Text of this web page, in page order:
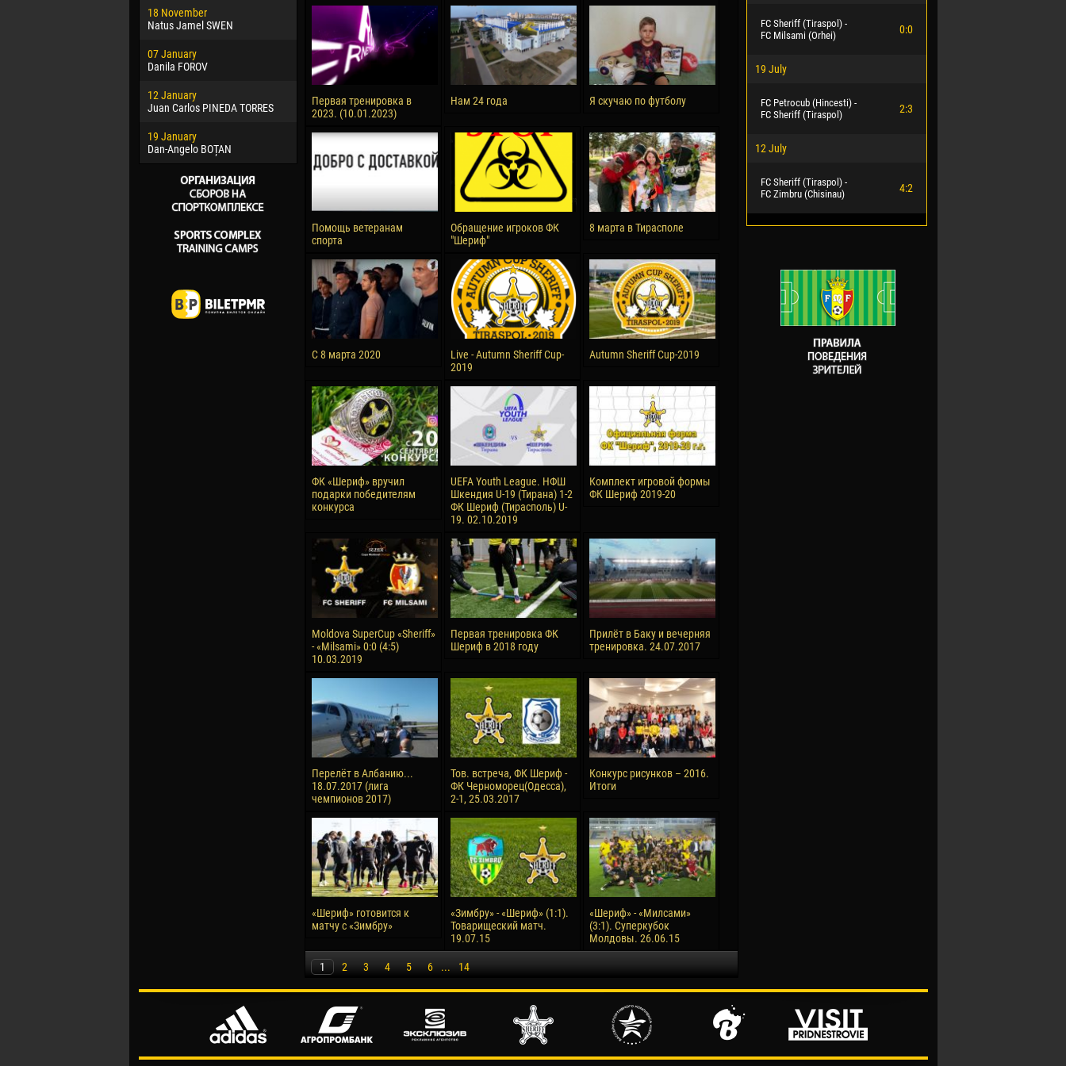
18 November
Natus Jamel SWEN
07 January
Danila FOROV
12 January
Juan Carlos PINEDA TORRES
19 January
Dan-Angelo BOȚAN
Jayder Moreno ASPRILLA
22 March
Samba KONÉ
26 March
Vitor Hugo Morais de OLIVEIRA
28 March
Raí LOPES DE OLIVEIRA
Victor CIUMAȘU
28 June
Soumaila MAGASSOUBA
10 July
Bourama FOMBA
Ivan DYULGEROV
Первая тренировка в
2023. (10.01.2023)
Нам 24 года Я скучаю по футболу
Помощь ветеранам
спорта
Обращение игроков ФК
"Шериф"
8 марта в Тирасполе
С 8 марта 2020
Live - Autumn Sheriff Cup-
2019
Autumn Sheriff Cup-2019
ФК «Шериф» вручил
подарки победителям
конкурса
UEFA Youth League. НФШ
Шкендия U-19 (Тирана) 1-2
ФК Шериф (Тирасполь) U-
19. 02.10.2019
Комплект игровой формы
ФК Шериф 2019-20
Moldova SuperCup «Sheriff»
- «Milsami» 0:0 (4:5)
10.03.2019
Первая тренировка ФК
Шериф в 2018 году
Прилёт в Баку и вечерняя
тренировка. 24.07.2017
Перелёт в Албанию...
18.07.2017 (лига
чемпионов 2017)
Тов. встреча, ФК Шериф -
ФК Черноморец(Одесса),
2-1, 25.03.2017
Конкурс рисунков – 2016.
Итоги
«Шериф» готовится к
матчу с «Зимбру»
«Зимбру» - «Шериф» (1:1).
Товарищеский матч.
19.07.15
«Шериф» - «Милсами»
(3:1). Суперкубок
Молдовы. 26.06.15
1 2 3 4 5 6 ... 14
FC Sheriff (Tiraspol) -
FC Milsami (Orhei)
0:0
19 July
FC Petrocub (Hincesti) -
FC Sheriff (Tiraspol)
2:3
12 July
FC Sheriff (Tiraspol) -
FC Zimbru (Chisinau)
4:2